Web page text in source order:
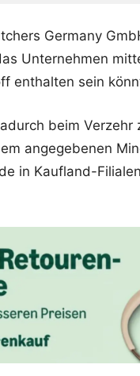
Germany
Unternehmen
enthalten sein
beim Verzehr
angegebenen
in Kaufland-